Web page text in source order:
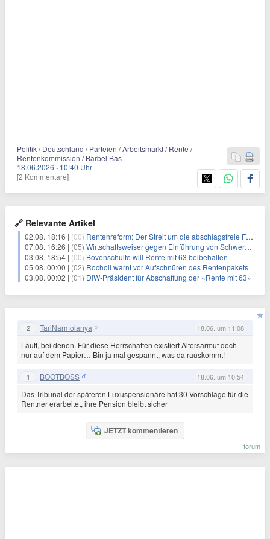
Politik / Deutschland / Parteien / Arbeitsmarkt / Rente /
Rentenkommission / Bärbel Bas
18.06.2026 · 10:40 Uhr
[2 Kommentare]
🔗 Relevante Artikel
02.08. 18:16 | (00) Rentenreform: Der Streit um die abschlagsfreie Frührente und ihre Zukunft
07.08. 16:26 | (05) Wirtschaftsweiser gegen Einführung von Schwerarbeiter-Rente
03.08. 18:54 | (00) Bovenschulte will Rente mit 63 beibehalten
05.08. 00:00 | (02) Rocholl warnt vor Aufschnüren des Rentenpakets
03.08. 00:02 | (01) DIW-Präsident für Abschaffung der «Rente mit 63»
2 TariNarmolanya 18.06. um 11:08
Läuft, bei denen. Für diese Herrschaften existiert Altersarmut doch
nur auf dem Papier… Bin ja mal gespannt, was da rauskommt!
1 BOOTBOSS 18.06. um 10:54
Das Tribunal der späteren Luxuspensionäre hat 30 Vorschläge für die
Rentner erarbeitet, ihre Pension bleibt sicher
JETZT kommentieren
forum